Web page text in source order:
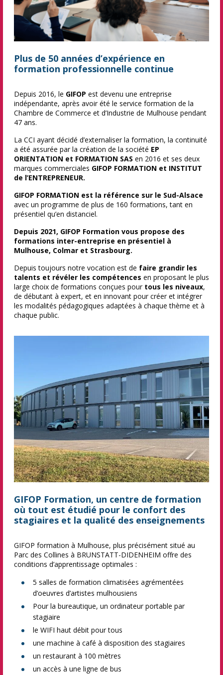
Plus de 50 années d’expérience en
formation professionnelle continue
Depuis 2016, le GIFOP est devenu une entreprise
indépendante, après avoir été le service formation de la
Chambre de Commerce et d’Industrie de Mulhouse pendant
47 ans.
La CCI ayant décidé d’externaliser la formation, la continuité
a été assurée par la création de la société EP
ORIENTATION et FORMATION SAS en 2016 et ses deux
marques commerciales GIFOP FORMATION et INSTITUT
de l’ENTREPRENEUR.
GIFOP FORMATION est la référence sur le Sud-Alsace
avec un programme de plus de 160 formations, tant en
présentiel qu’en distanciel.
Depuis 2021, GIFOP Formation vous propose des
formations inter-entreprise en présentiel à
Mulhouse, Colmar et Strasbourg.
Depuis toujours notre vocation est de faire grandir les
talents et révéler les compétences en proposant le plus
large choix de formations conçues pour tous les niveaux,
de débutant à expert, et en innovant pour créer et intégrer
les modalités pédagogiques adaptées à chaque thème et à
chaque public.
GIFOP Formation, un centre de formation
où tout est étudié pour le confort des
stagiaires et la qualité des enseignements
GIFOP formation à Mulhouse, plus précisément situé au
Parc des Collines à BRUNSTATT-DIDENHEIM offre des
conditions d’apprentissage optimales :
5 salles de formation climatisées agrémentées
d’oeuvres d’artistes mulhousiens
Pour la bureautique, un ordinateur portable par
stagiaire
le WIFI haut débit pour tous
une machine à café à disposition des stagiaires
un restaurant à 100 mètres
un accès à une ligne de bus